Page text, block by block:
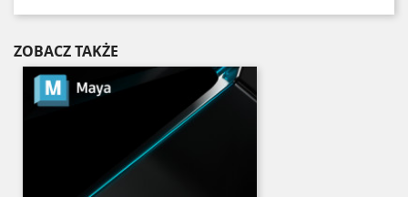
ZOBACZ TAKŻE